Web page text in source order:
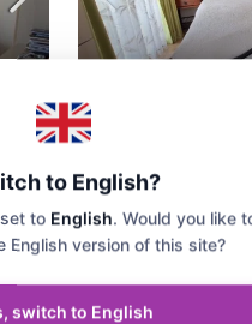
в комплексе
Солнечный Берег
1 1 50
АПАРТАМЕНТ
to English?
to English. Would you like
English version of this site?
switch to English